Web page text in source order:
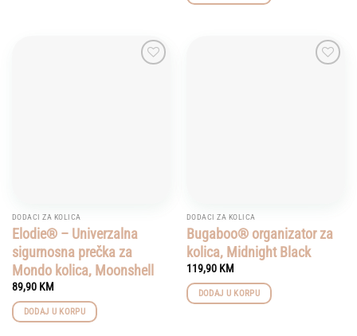
DODACI ZA KOLICA
Elodie® – Univerzalna
sigurnosna prečka za
Mondo kolica, Moonshell
89,90 KM
DODAJ U KORPU
DODACI ZA KOLICA
Bugaboo® organizator za
kolica, Midnight Black
119,90 KM
DODAJ U KORPU